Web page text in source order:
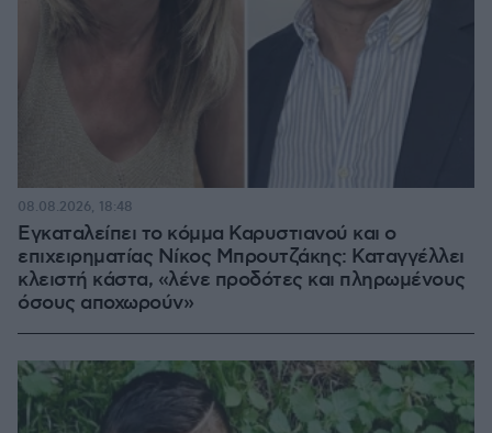
Εγκαταλείπει το κόμμα Καρυστιανού και ο
επιχειρηματίας Νίκος Μπρουτζάκης: Καταγγέλλει
κλειστή κάστα, «λένε προδότες και πληρωμένους
όσους αποχωρούν»
08.08.2026, 18:48